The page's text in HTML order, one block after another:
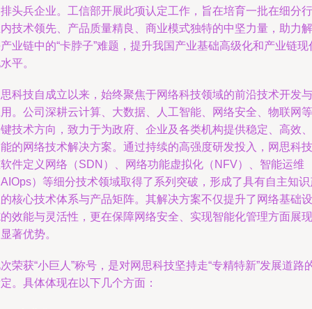
头兵企业。工信部开展此项认定工作，旨在培育一批在细分行
技术领先、产品质量精良、商业模式独特的中坚力量，助力解
业链中的“卡脖子”难题，提升我国产业基础高级化和产业链现
平。
科技自成立以来，始终聚焦于网络科技领域的前沿技术开发与
。公司深耕云计算、大数据、人工智能、网络安全、物联网等
技术方向，致力于为政府、企业及各类机构提供稳定、高效、
的网络技术解决方案。通过持续的高强度研发投入，网思科技
件定义网络（SDN）、网络功能虚拟化（NFV）、智能运维
）等细分技术领域取得了系列突破，形成了具有自主知识
核心技术体系与产品矩阵。其解决方案不仅提升了网络基础设
效能与灵活性，更在保障网络安全、实现智能化管理方面展现
著优势。
荣获“小巨人”称号，是对网思科技坚持走“专精特新”发展道路
。具体体现在以下几个方面：